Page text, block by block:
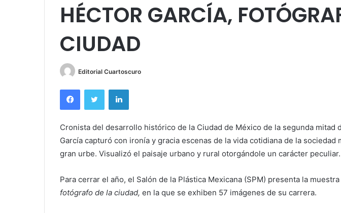
HÉCTOR GARCÍA,
CIUDAD
Editorial Cuartoscuro
FacebookTwitter LinkedIn
Cronista del desarrollo histórico de la Ciudad de México de la segunda mitad
García capturó con ironía y gracia escenas de la vida cotidiana de la sociedad
gran urbe. Visualizó el paisaje urbano y rural otorgándole un carácter peculiar.
Para cerrar el año, el Salón de la Plástica Mexicana (SPM) presenta la muestra
fotógrafo de la ciudad, en la que se exhiben 57 imágenes de su carrera.